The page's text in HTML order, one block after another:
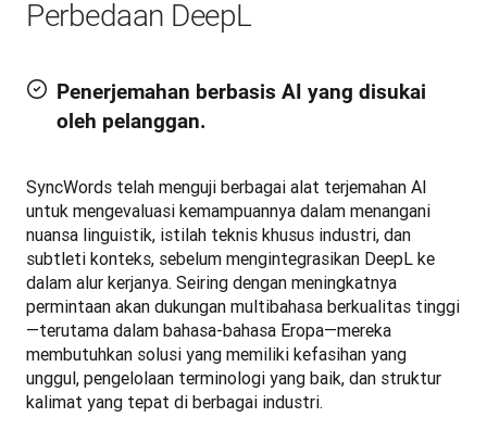
Perbedaan DeepL
Penerjemahan berbasis AI yang disukai
oleh pelanggan.
SyncWords telah menguji berbagai alat terjemahan AI
untuk mengevaluasi kemampuannya dalam menangani
nuansa linguistik, istilah teknis khusus industri, dan
subtleti konteks, sebelum mengintegrasikan DeepL ke
dalam alur kerjanya. Seiring dengan meningkatnya
permintaan akan dukungan multibahasa berkualitas tinggi
—terutama dalam bahasa-bahasa Eropa—mereka
membutuhkan solusi yang memiliki kefasihan yang
unggul, pengelolaan terminologi yang baik, dan struktur
kalimat yang tepat di berbagai industri.